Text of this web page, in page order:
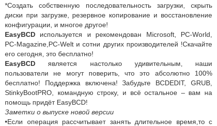
*Создать собственную последовательность загрузки, скрыть
диски при загрузке, резервное копирование и восстановление
конфигурации, и многое другое!
EasyBCD используется и рекомендован Microsoft, PC-World,
PC-Magazine,PC-Welt и сотни других производителей !Скачайте
его сегодня, это бесплатно!
EasyBCD является настолько удивительным, наши
пользователи не могут поверить, что это абсолютно 100%
бесплатно! Поддержка включена! Забудьте BCDEDIT, GRUB,
StinkyBootPRO, командную строку, и всё остальное – вам на
помощь придёт EasyBCD!
Заметки о выпуске новой версии
•Если операция рассчитывает занять длительное время,то с